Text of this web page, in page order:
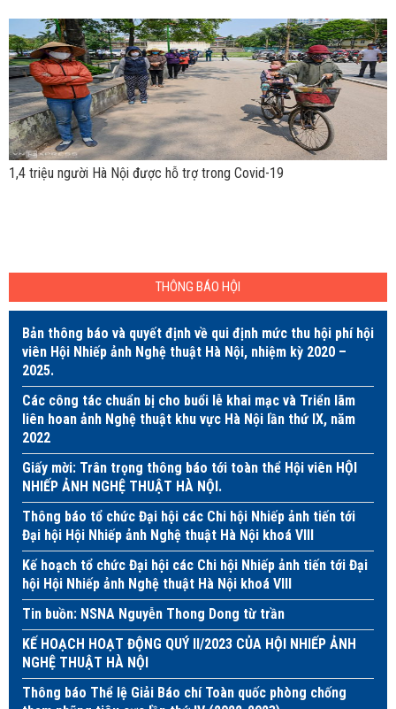
1,4 triệu người Hà Nội được hỗ trợ trong Covid-19
THÔNG BÁO HỘI
Bản thông báo và quyết định về qui định mức thu hội phí hội
viên Hội Nhiếp ảnh Nghệ thuật Hà Nội, nhiệm kỳ 2020 –
2025.
Các công tác chuẩn bị cho buổi lễ khai mạc và Triển lãm
liên hoan ảnh Nghệ thuật khu vực Hà Nội lần thứ IX, năm
2022
Giấy mời: Trân trọng thông báo tới toàn thể Hội viên HỘI
NHIẾP ẢNH NGHỆ THUẬT HÀ NỘI.
Thông báo tổ chức Đại hội các Chi hội Nhiếp ảnh tiến tới
Đại hội Hội Nhiếp ảnh Nghệ thuật Hà Nội khoá VIII
Kế hoạch tổ chức Đại hội các Chi hội Nhiếp ảnh tiến tới Đại
hội Hội Nhiếp ảnh Nghệ thuật Hà Nội khoá VIII
Tin buồn: NSNA Nguyễn Thong Dong từ trần
KẾ HOẠCH HOẠT ĐỘNG QUÝ II/2023 CỦA HỘI NHIẾP ẢNH
NGHỆ THUẬT HÀ NỘI
Thông báo Thể lệ Giải Báo chí Toàn quốc phòng chống